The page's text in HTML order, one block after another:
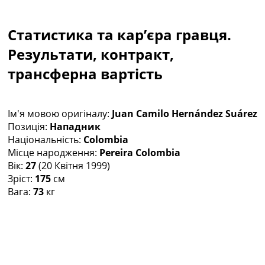
Чемпіонат Світу
Україна. Прем’єр-Ліга
Україна. Перша Ліга
Ліга Чемпіонів
Ще Турніри >>>
Таблиці
Чемпіонат Світу. Турнирні таблиці
Таблиця УПЛ
Перша Ліга
Таблиця АПЛ
Таблиця Ла Ліги
Статистика та кар’єра гравця.
Результати, контракт,
трансферна вартість
Ім'я мовою оригіналу: Juan Camilo Hernández Suárez
Позиція: Нападник
Національність: Colombia
Місце народження: Pereira Colombia
Вік: 27(20 Квітня 1999)
Зріст: 175 см
Вага: 73 кг